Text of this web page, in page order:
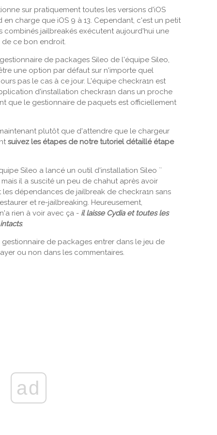
sur pratiquement toutes les versions d'iOS
charge que iOS 9 à 13. Cependant, c'est un petit
combinés jailbreakés exécutent aujourd'hui une
de ce bon endroit.
de packages Sileo de l'équipe Sileo,
une option par défaut sur n'importe quel
pas le cas à ce jour. L'équipe checkra1n est
d'installation checkra1n dans un proche
que le gestionnaire de paquets est officiellement
plutôt que d'attendre que le chargeur
suivez les étapes de notre tutoriel détaillé étape
Sileo a lancé un outil d'installation Sileo ``
il a suscité un peu de chahut après avoir
dépendances de jailbreak de checkra1n sans
et re-jailbreaking. Heureusement,
rien à voir avec ça - il laisse Cydia et toutes les
.
de packages entrer dans le jeu de
ou non dans les commentaires.
ad